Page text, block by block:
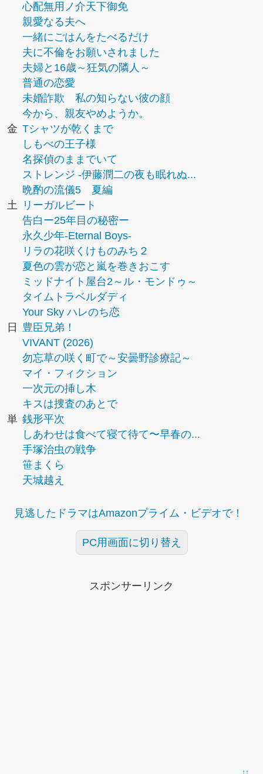
心配無用ノ介天下御免
親愛なる夫へ
一緒にごはんをたべるだけ
夫に不倫をお願いされました
夫婦と16歳～狂気の隣人～
普通の恋愛
未婚詐欺 私の知らない彼の顔
今から、親友やめようか。
金 Tシャツが乾くまで
しもべの王子様
名探偵のままでいて
ストレンジ -伊藤潤二の夜も眠れぬ...
晩酌の流儀5 夏編
土
リーガルビート
告白ー25年目の秘密ー
永久少年-Eternal Boys-
リラの花咲くけものみち２
夏色の雲が恋と嵐を巻きおこす
ミッドナイト屋台2～ル・モンドゥ～
タイムトラベルダディ
Your Sky ハレのち恋
日
豊臣兄弟！
VIVANT (2026)
勿忘草の咲く町で～安曇野診療記～
マイ・フィクション
一次元の挿し木
キスは捜査のあとで
単 銭形平次
しあわせは食べて寝て待て〜早春の...
手塚治虫の戦争
笹まくら
天城越え
見逃したドラマはAmazonプライム・ビデオで！
PC用画面に切り替え
スポンサーリンク
↑↑